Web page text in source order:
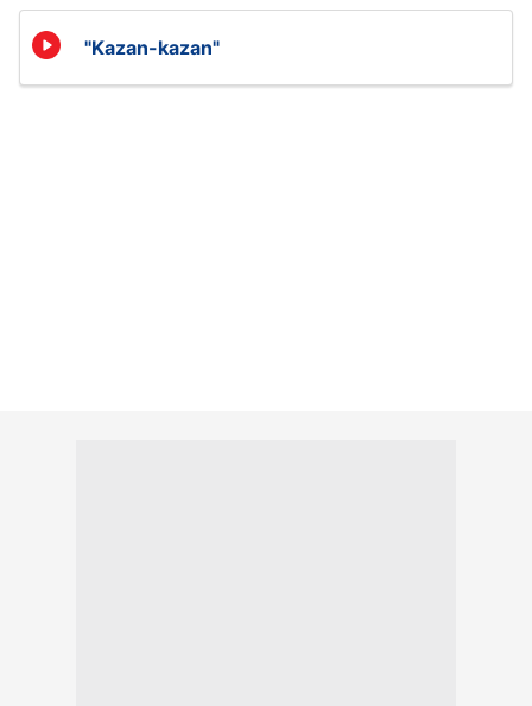
"Kazan-kazan"